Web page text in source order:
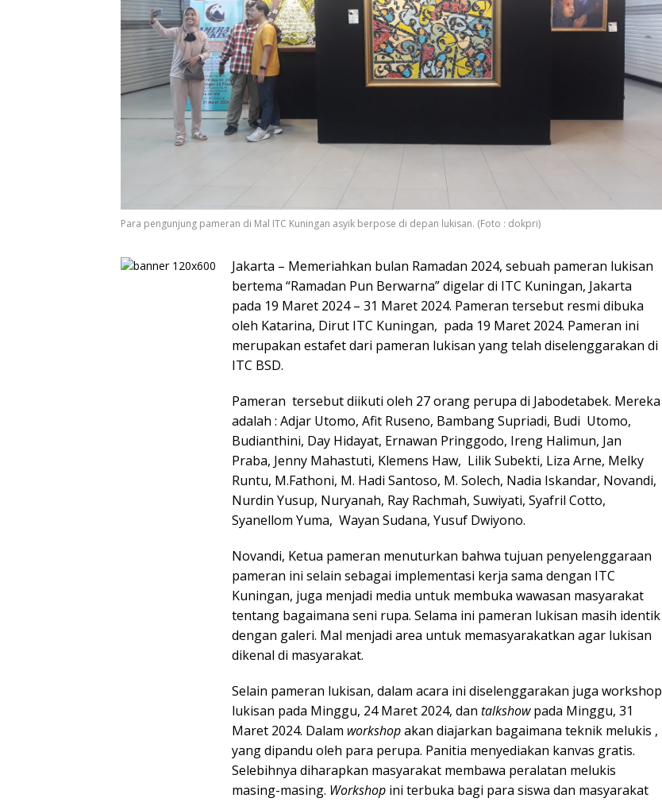
Para pengunjung pameran di Mal ITC Kuningan asyik berpose di depan lukisan. (Foto : dokpri)
Jakarta – Memeriahkan bulan Ramadan 2024, sebuah pameran lukisan
bertema “Ramadan Pun Berwarna” digelar di ITC Kuningan, Jakarta
pada 19 Maret 2024 – 31 Maret 2024. Pameran tersebut resmi dibuka
oleh Katarina, Dirut ITC Kuningan, pada 19 Maret 2024. Pameran ini
merupakan estafet dari pameran lukisan yang telah diselenggarakan di
ITC BSD.
Pameran tersebut diikuti oleh 27 orang perupa di Jabodetabek. Mereka
adalah : Adjar Utomo, Afit Ruseno, Bambang Supriadi, Budi Utomo,
Budianthini, Day Hidayat, Ernawan Pringgodo, Ireng Halimun, Jan
Praba, Jenny Mahastuti, Klemens Haw, Lilik Subekti, Liza Arne, Melky
Runtu, M.Fathoni, M. Hadi Santoso, M. Solech, Nadia Iskandar, Novandi,
Nurdin Yusup, Nuryanah, Ray Rachmah, Suwiyati, Syafril Cotto,
Syanellom Yuma, Wayan Sudana, Yusuf Dwiyono.
Novandi, Ketua pameran menuturkan bahwa tujuan penyelenggaraan
pameran ini selain sebagai implementasi kerja sama dengan ITC
Kuningan, juga menjadi media untuk membuka wawasan masyarakat
tentang bagaimana seni rupa. Selama ini pameran lukisan masih identik
dengan galeri. Mal menjadi area untuk memasyarakatkan agar lukisan
dikenal di masyarakat.
Selain pameran lukisan, dalam acara ini diselenggarakan juga workshop
lukisan pada Minggu, 24 Maret 2024, dan talkshowpada Minggu, 31
Maret 2024. Dalam workshopakan diajarkan bagaimana teknik melukis ,
yang dipandu oleh para perupa. Panitia menyediakan kanvas gratis.
Selebihnya diharapkan masyarakat membawa peralatan melukis
masing-masing. Workshop ini terbuka bagi para siswa dan masyarakat